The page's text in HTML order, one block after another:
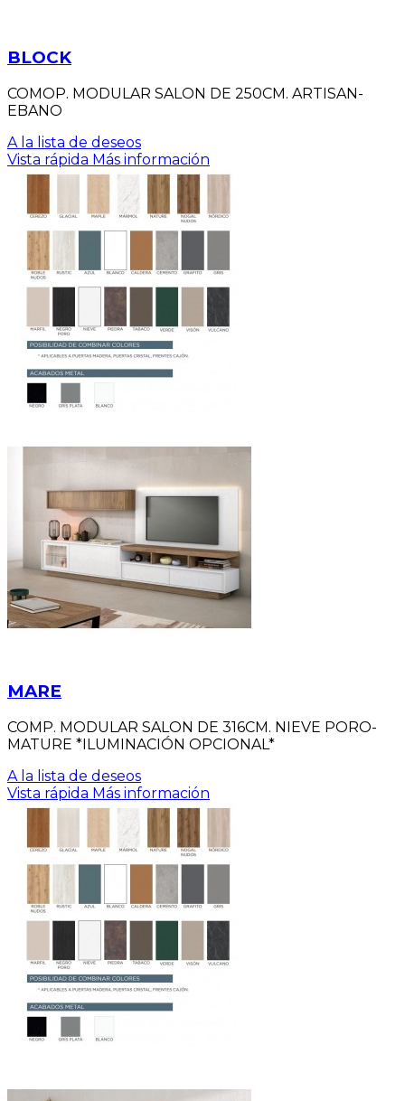
BLOCK
COMOP. MODULAR SALON DE 250CM. ARTISAN-
EBANO
A la lista de deseos
Vista rápida Más información
MARE
COMP. MODULAR SALON DE 316CM. NIEVE PORO-
MATURE *ILUMINACIÓN OPCIONAL*
A la lista de deseos
Vista rápida Más información